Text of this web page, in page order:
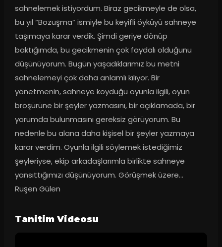
sahnelemek istiyordum. Biraz gecikmeyle de olsa,
bu yıl “Bozuşma” ismiyle bu keyifli öyküyü sahneye
taşımaya karar verdik. Şimdi geriye dönüp
baktığımda, bu gecikmenin çok faydalı olduğunu
düşünüyorum. Bugün yaşadıklarımız bu metni
sahnelemeyi çok daha anlamlı kılıyor. Bir
yönetmenin, sahneye koyduğu oyunla ilgili, oyun
broşürüne bir şeyler yazmasını, bir açıklamada, bir
yorumda bulunmasını gereksiz görüyorum. Bu
nedenle bu alana daha kişisel bir şeyler yazmaya
karar verdim. Oyunla ilgili söylemek istediğimiz
şeyleriyse, ekip arkadaşlarımla birlikte sahneye
yansıttığımızı düşünüyorum. Görüşmek üzere...
Ruşen Gülen
Tanitim Videosu